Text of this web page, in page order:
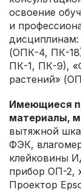
освоение
и
дисциплинам:
(ОПК-4, ПК-
ПК-1, ПК-9),
растений»
Имеющиеся
материалы,
вытяжной
ФЭК,
клейковины
прибор ОП-2,
Проектор